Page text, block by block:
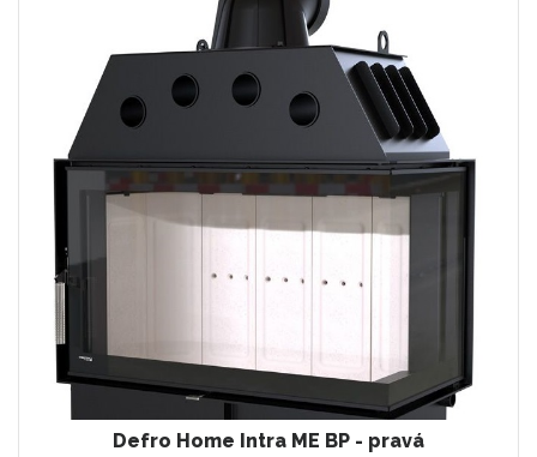
Defro Home Intra ME BP - pravá